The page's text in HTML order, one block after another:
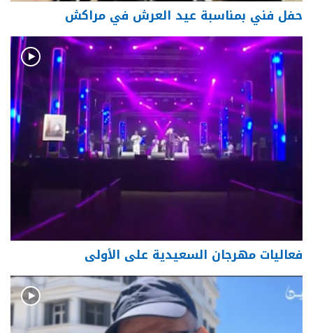
حفل فني بمناسبة عيد العرش في مراكش
فعاليات مهرجان السعيدية على الأولى